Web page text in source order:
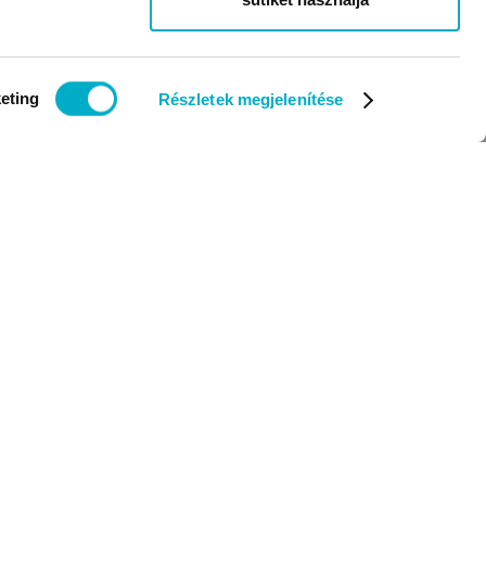
Részletek megjelenítése